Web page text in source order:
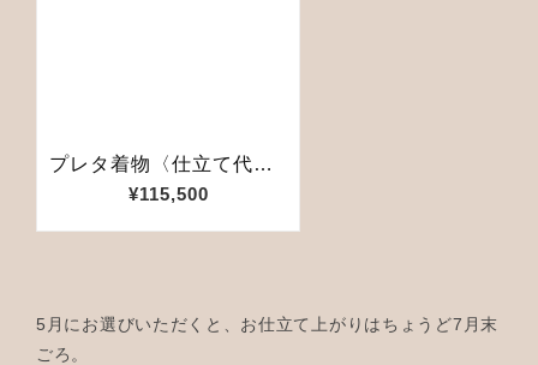
5月にお選びいただくと、お仕立て上がりはちょうど7月末
ごろ。